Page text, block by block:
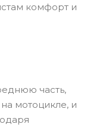
комфорт и
часть,
мотоцикле, и